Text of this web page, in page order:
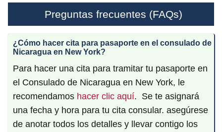
Preguntas frecuentes (FAQs)
¿Cómo hacer cita para pasaporte en el consulado de
Nicaragua en New York?
Para hacer una cita para tramitar tu pasaporte en
el Consulado de Nicaragua en New York, le
recomendamos hacer clic aquí. Se te asignará
una fecha y hora para tu cita consular. asegúrese
de anotar todos los detalles y llevar contigo los